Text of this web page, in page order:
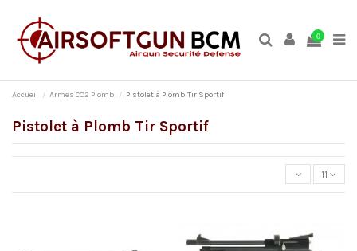
0
Accueil Armes CO2 Plomb Pistolet à Plomb Tir Sportif
Pistolet à Plomb Tir Sportif
11